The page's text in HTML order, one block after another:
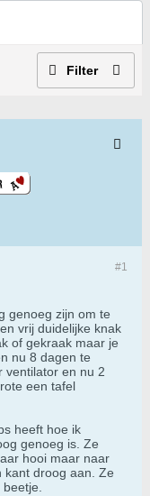
Filter
#1
genoeg zijn om te
vrij duidelijke knak
of gekraak maar je
nu 8 dagen te
ventilator en nu 2
een tafel
heeft hoe ik
genoeg is. Ze
hooi maar naar
kant droog aan. Ze